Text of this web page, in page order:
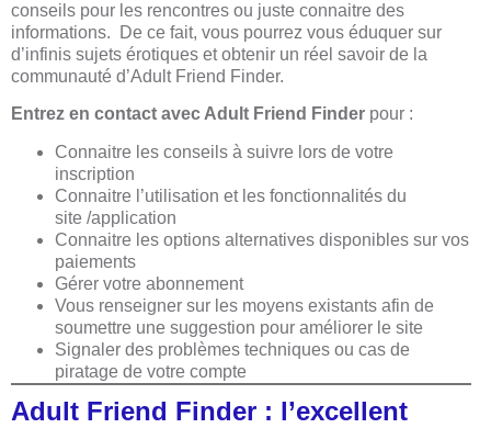
conseils pour les rencontres ou juste connaitre des
informations. De ce fait, vous pourrez vous éduquer sur
d’infinis sujets érotiques et obtenir un réel savoir de la
communauté d’Adult Friend Finder.
Entrez en contact avec Adult Friend Finder pour :
Connaitre les conseils à suivre lors de votre
inscription
Connaitre l’utilisation et les fonctionnalités du
site /application
Connaitre les options alternatives disponibles sur vos
paiements
Gérer votre abonnement
Vous renseigner sur les moyens existants afin de
soumettre une suggestion pour améliorer le site
Signaler des problèmes techniques ou cas de
piratage de votre compte
Adult Friend Finder : l’excellent